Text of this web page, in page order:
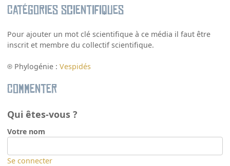
Catégories scientifiques
Pour ajouter un mot clé scientifique à ce média il faut être
inscrit et membre du collectif scientifique.
Phylogénie :Vespidés
Commenter
Qui êtes-vous ?
Votre nom
Se connecter